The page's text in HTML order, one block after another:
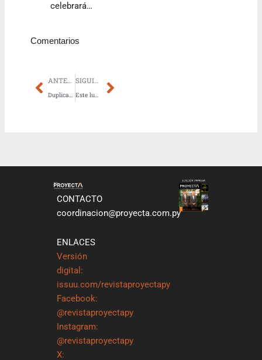
celebrará…
Comentarios
Prev
Duplicación de la Ruta PY-01 beneficiará a 2,6 millones de personas
SIGUIENTE
Este lunes se realiza el 5.º Foro y Exposición de CAVIALPA
Next
CONTACTO
coordinacion@proyecta.com.py
ENLACES
Versión
digital:
issuu.com/revistaproyectapy
Facebook:
@revistaproyectapy
Instagram:
@revistaproyectapy
X: